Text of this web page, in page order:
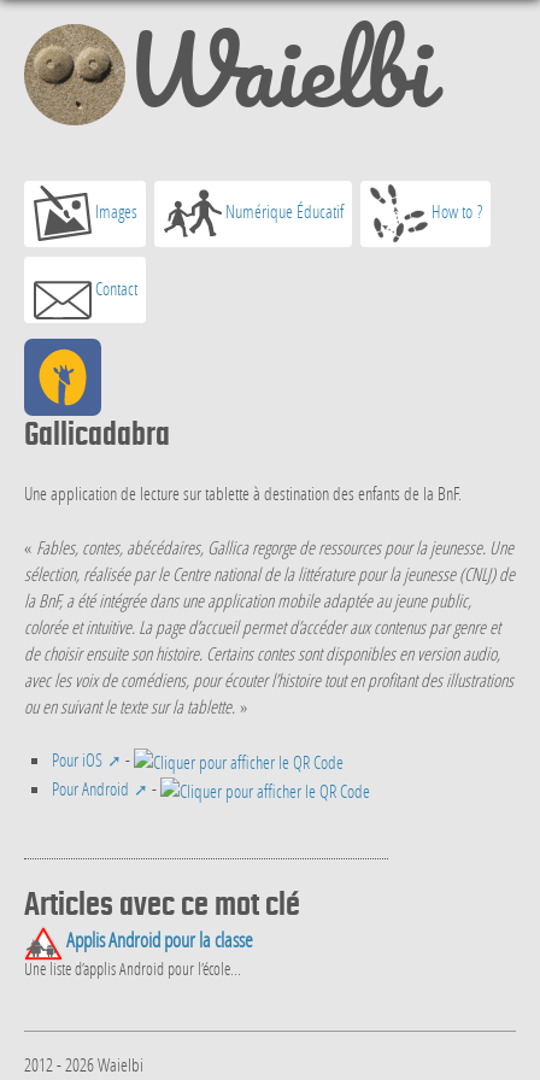
Waielbi
Images Numérique Éducatif How to ?
Contact
Gallicadabra
Une application de lecture sur tablette à destination des enfants de la BnF.
« Fables, contes, abécédaires, Gallica regorge de ressources pour la jeunesse. Une
sélection, réalisée par le Centre national de la littérature pour la jeunesse (CNLJ) de
la BnF, a été intégrée dans une application mobile adaptée au jeune public,
colorée et intuitive. La page d’accueil permet d’accéder aux contenus par genre et
de choisir ensuite son histoire. Certains contes sont disponibles en version audio,
avec les voix de comédiens, pour écouter l’histoire tout en profitant des illustrations
ou en suivant le texte sur la tablette. »
Pour iOS
-
Pour Android
-
Articles avec ce mot clé
Applis Android pour la classe
Une liste d’applis Android pour l’école...
2012 - 2026 Waielbi